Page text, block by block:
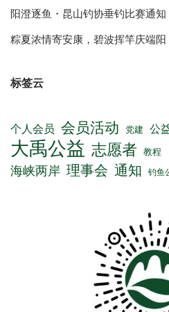
阳澄逐鱼・昆山钓协垂钓比赛通知
粽夏浓情寄安康，碧波挥竿庆端阳
标签云
个人会员 会员活动 党建 公
大禹公益 志愿者 教程
海峡两岸 理事会 通知 钓鱼